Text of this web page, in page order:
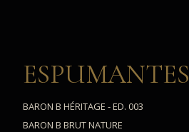
ESPUMANTES
BARON B HÉRITAGE - ED. 003
BARON B BRUT NATURE